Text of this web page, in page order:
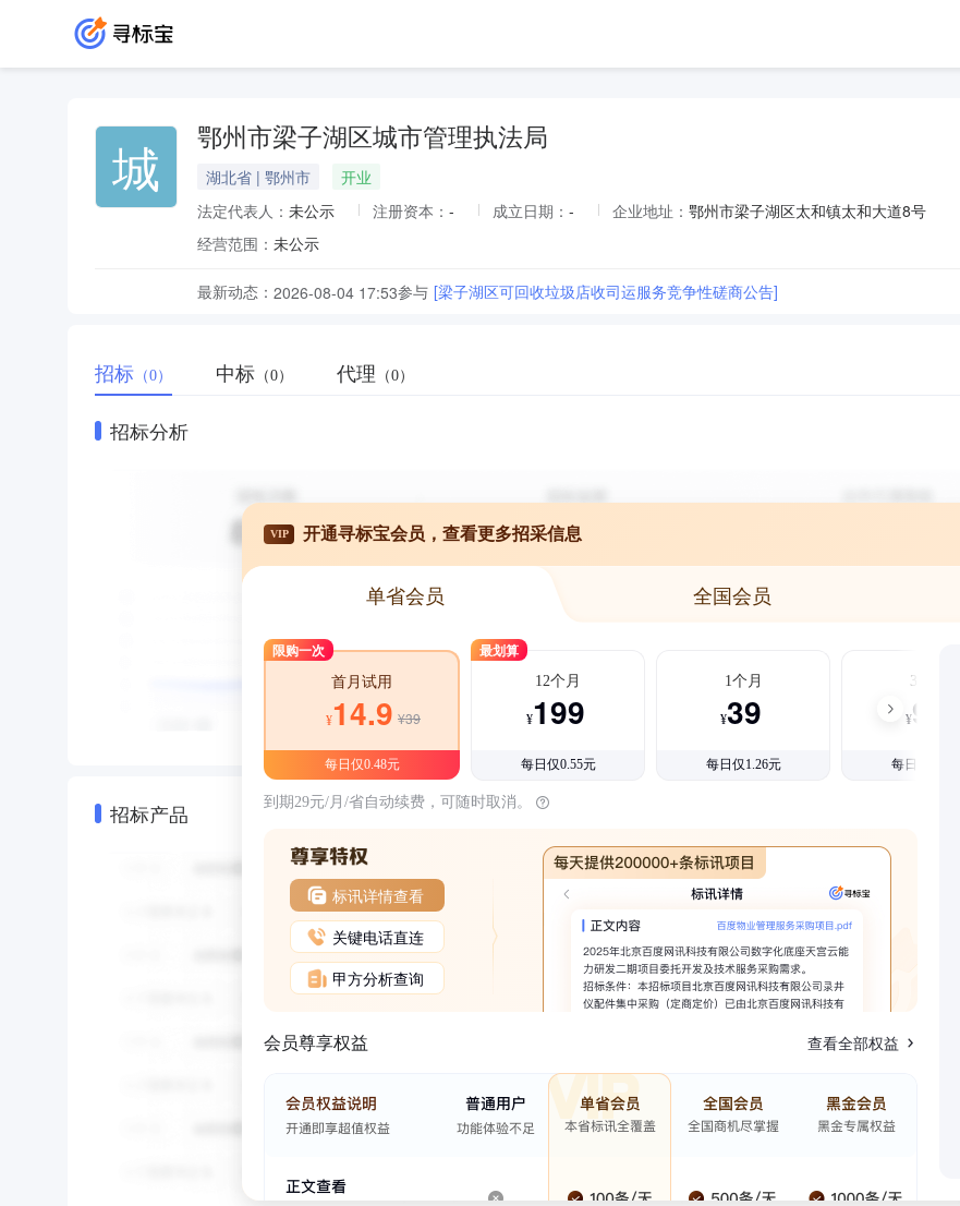
城 鄂州市梁子湖区城市管理执法局
湖北省 | 鄂州市
开业
法定代表人： 未公示 注册资本： - 成立日期： - 企业地址： 鄂州市梁子湖区太和镇太和大道8号
经营范围： 未公示
最新动态： 2026-08-04 17:53参与 [梁子湖区可回收垃圾店收司运服务竞争性磋商公告]
招标 （0） 中标 （0） 代理 （0）
招标分析
招标产品
VIP 开通寻标宝会员，查看更多招采信息
单省会员 全国会员
限购一次
首月试用
¥14.9 ¥39
每日仅0.48元
最划算
12个月
¥199
每日仅0.55元
1个月
¥39
每日仅1.26元
3个月
¥99
每日仅1.08元
到期29元/月/省自动续费，可随时取消。
标讯详情查看
关键电话直连
甲方分析查询
会员尊享权益 查看全部权益